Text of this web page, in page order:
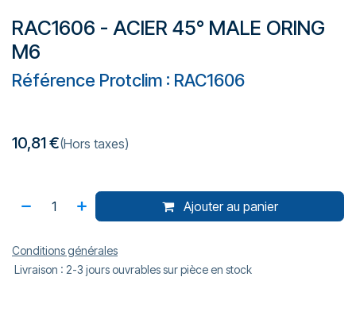
RAC1606 - ACIER 45° MALE ORING
M6
Référence Protclim : RAC1606
10,81€(Hors taxes)
Ajouter au panier
Conditions générales
Livraison : 2-3 jours ouvrables sur pièce en stock